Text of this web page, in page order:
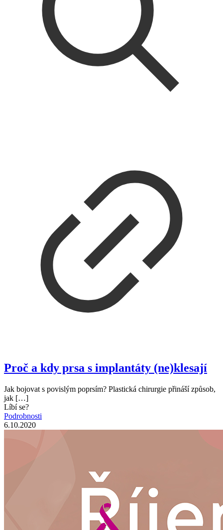
Proč a kdy prsa s implantáty (ne)klesají
Jak bojovat s povislým poprsím? Plastická chirurgie přináší způsob,
jak […]
Líbí se?
Podrobnosti
6.10.2020